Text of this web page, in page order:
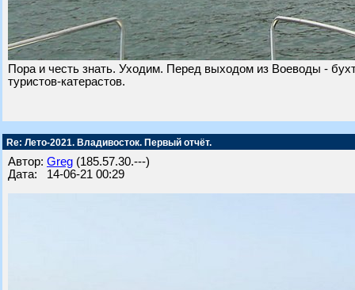
Пора и честь знать. Уходим. Перед выходом из Воеводы -
туристов-катерастов.
Re: Лето-2021. Владивосток. Первый отчёт.
Автор: Greg (185.57.30.---)
Дата: 14-06-21 00:29